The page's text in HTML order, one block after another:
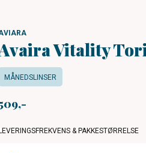
Vitality
MÅNEDSLINSER
& PAKKESTØRRELSE